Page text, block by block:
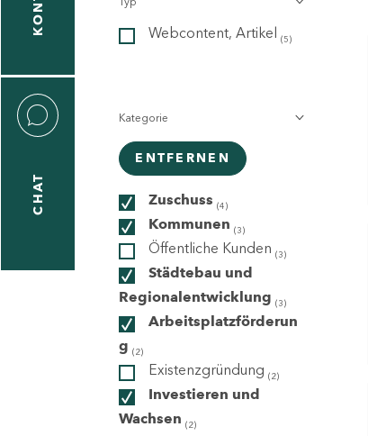
CHAT
Webcontent, Artikel (5)
Kategorie
ENTFERNEN
Zuschuss (4)
Kommunen (3)
Öffentliche Kunden (3)
Städtebau und
Regionalentwicklung (3)
Arbeitsplatzförderun
g (2)
Existenzgründung (2)
Investieren und
Wachsen (2)